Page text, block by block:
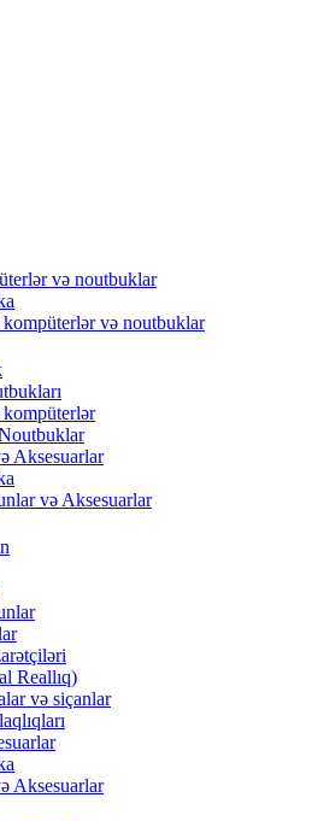
və noutbuklar
kompüterlər və noutbuklar
kompüterlər
Aksesuarlar
və Aksesuarlar
Reallıq)
və siçanlar
Aksesuarlar